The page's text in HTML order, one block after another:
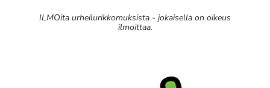
ILMOita urheilurikkomuksista - jokaisella on oikeus
ilmoittaa.